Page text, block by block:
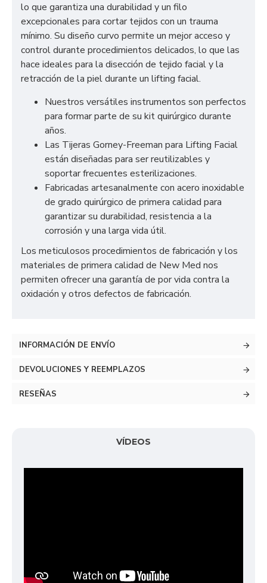
lo que garantiza una durabilidad y un filo
excepcionales para cortar tejidos con un trauma
mínimo. Su diseño curvo permite un mejor acceso y
control durante procedimientos delicados, lo que las
hace ideales para la disección de tejido facial y la
retracción de la piel durante un lifting facial.
Nuestros versátiles instrumentos son perfectos
para formar parte de su kit quirúrgico durante
años.
Las Tijeras Gorney-Freeman para Lifting Facial
están diseñadas para ser reutilizables y
soportar frecuentes esterilizaciones.
Fabricadas artesanalmente con acero inoxidable
de grado quirúrgico de primera calidad para
garantizar su durabilidad, resistencia a la
corrosión y una larga vida útil.
Los meticulosos procedimientos de fabricación y los
materiales de primera calidad de New Med nos
permiten ofrecer una garantía de por vida contra la
oxidación y otros defectos de fabricación.
INFORMACIÓN DE ENVÍO
DEVOLUCIONES Y REEMPLAZOS
RESEÑAS
VÍDEOS